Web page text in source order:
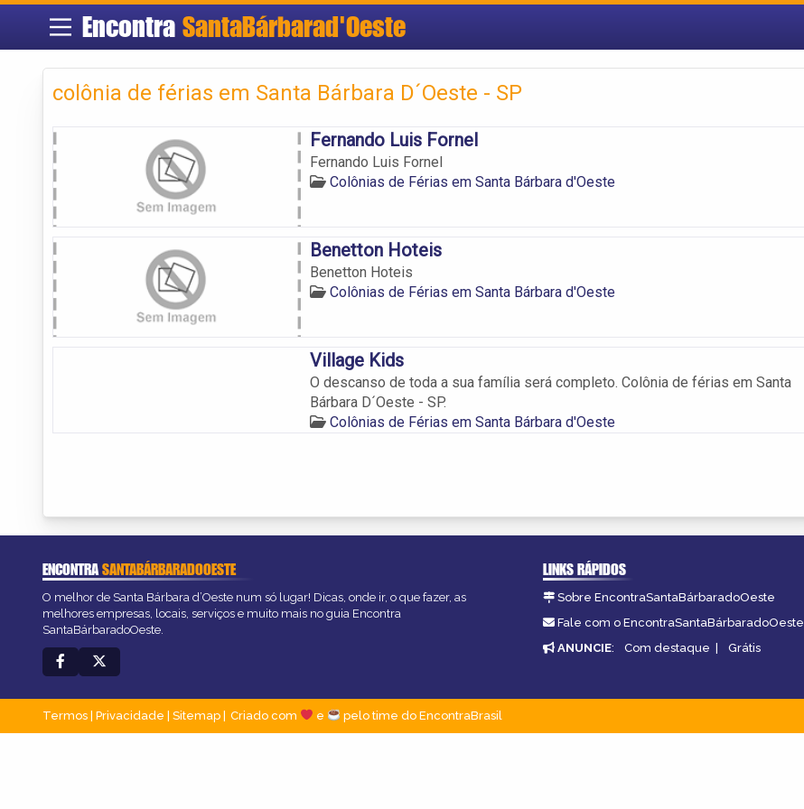
Encontra SantaBárbarad'Oeste
colônia de férias em Santa Bárbara D´Oeste - SP
Fernando Luis Fornel
Fernando Luis Fornel
Colônias de Férias em Santa Bárbara d'Oeste
Benetton Hoteis
Benetton Hoteis
Colônias de Férias em Santa Bárbara d'Oeste
Village Kids
O descanso de toda a sua família será completo. Colônia de férias em Santa
Bárbara D´Oeste - SP.
Colônias de Férias em Santa Bárbara d'Oeste
ENCONTRASANTABÁRBARADOOESTE
O melhor de Santa Bárbara d’Oeste num só lugar! Dicas, onde ir, o que fazer, as
melhores empresas, locais, serviços e muito mais no guia Encontra
SantaBárbaradoOeste.
LINKS RÁPIDOS
Sobre EncontraSantaBárbaradoOeste
Fale com o EncontraSantaBárbaradoOeste
ANUNCIE: Com destaque | Grátis
Termos | Privacidade | Sitemap Criado com e pelo time do EncontraBrasil